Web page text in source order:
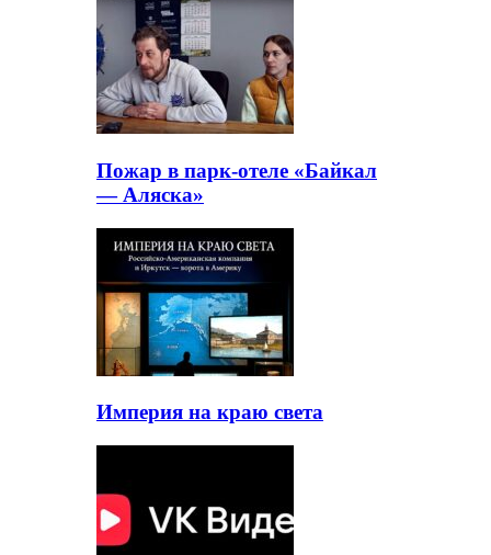
Пожар в парк-отеле «Байкал
— Аляска»
Империя на краю света